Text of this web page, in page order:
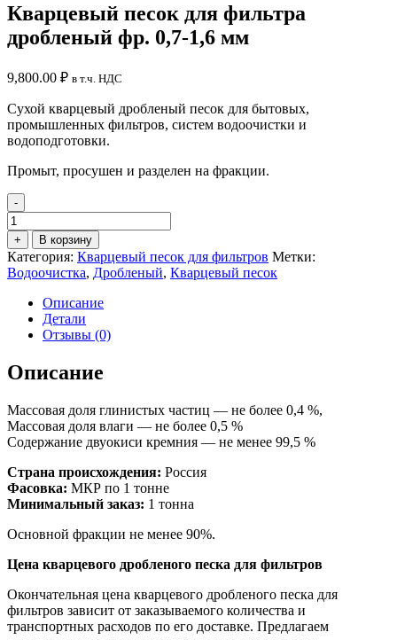
Кварцевый песок для фильтра
дробленый фр. 0,7-1,6 мм
9,800.00 ₽ в т.ч. НДС
Сухой кварцевый дробленый песок для бытовых,
промышленных фильтров, систем водоочистки и
водоподготовки.
Промыт, просушен и разделен на фракции.
-
Количество
товара
Кварцевый
песок
для
фильтра
дробленый
1,6
мм
+ В корзину
Категория: Кварцевый песок для фильтров Метки:
Водоочистка, Дробленый, Кварцевый песок
Описание
Детали
Отзывы (0)
Описание
Массовая доля глинистых частиц — не более 0,4 %,
Массовая доля влаги — не более 0,5 %
Содержание двуокиси кремния — не менее 99,5 %
Страна происхождения: Россия
Фасовка: МКР по 1 тонне
Минимальный заказ: 1 тонна
Основной фракции не менее 90%.
Цена кварцевого дробленого песка для фильтров
Окончательная цена кварцевого дробленого песка для
фильтров зависит от заказываемого количества и
транспортных расходов по его доставке. Предлагаем